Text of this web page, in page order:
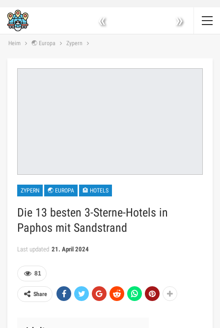
« »
Heim 🌏 Europa Zypern
ZYPERN 🌏 EUROPA 🏨 HOTELS
Die 13 besten 3-Sterne-Hotels in
Paphos mit Sandstrand
Last updated 21. April 2024
81
Share